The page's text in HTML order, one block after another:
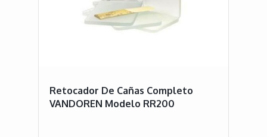
Retocador De Cañas Completo
VANDOREN Modelo RR200